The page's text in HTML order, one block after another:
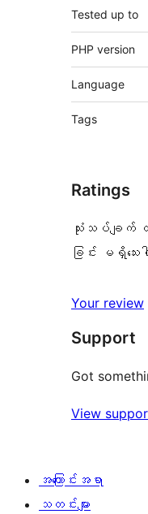
Tested up to
PHP version
Language
Tags
Ratings
သုံးသပ်ချက်
ခြင်း မရှိသေး
Your review
Support
Got
View
အကြောင်းအရာ
သတင်းများ